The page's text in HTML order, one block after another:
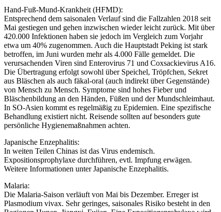
Hand-Fuß-Mund-Krankheit (HFMD):
Entsprechend dem saisonalen Verlauf sind die Fallzahlen 2018 seit
Mai gestiegen und gehen inzwischen wieder leicht zurück. Mit über
420.000 Infektionen haben sie jedoch im Vergleich zum Vorjahr
etwa um 40% zugenommen. Auch die Hauptstadt Peking ist stark
betroffen, im Juni wurden mehr als 4.000 Fälle gemeldet. Die
verursachenden Viren sind Enterovirus 71 und Coxsackievirus A16.
Die Übertragung erfolgt sowohl über Speichel, Tröpfchen, Sekret
aus Bläschen als auch fäkal-oral (auch indirekt über Gegenstände)
von Mensch zu Mensch. Symptome sind hohes Fieber und
Bläschenbildung an den Händen, Füßen und der Mundschleimhaut.
In SO-Asien kommt es regelmäßig zu Epidemien. Eine spezifische
Behandlung existiert nicht. Reisende sollten auf besonders gute
persönliche Hygienemaßnahmen achten.
Japanische Enzephalitis:
In weiten Teilen Chinas ist das Virus endemisch.
Expositionsprophylaxe durchführen, evtl. Impfung erwägen.
Weitere Informationen unter Japanische Enzephalitis.
Malaria:
Die Malaria-Saison verläuft von Mai bis Dezember. Erreger ist
Plasmodium vivax. Sehr geringes, saisonales Risiko besteht in den